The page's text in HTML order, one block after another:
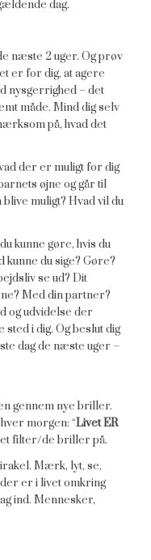
dag.
næste 2 uger. Og prøv
er for dig, at agere
nysgerrighed – det
måde. Mind dig selv
på, hvad det
der er muligt for dig
øjne og går til
muligt? Hvad vil du
kunne gøre, hvis du
du sige? Gøre?
se ud? Dit
Med din partner?
og udvidelse der
i dig. Og beslut dig
dag de næste uger –
gennem nye briller.
morgen: “Livet ER
filter/de briller på.
Mærk, lyt, se,
er i livet omkring
ind. Mennesker,